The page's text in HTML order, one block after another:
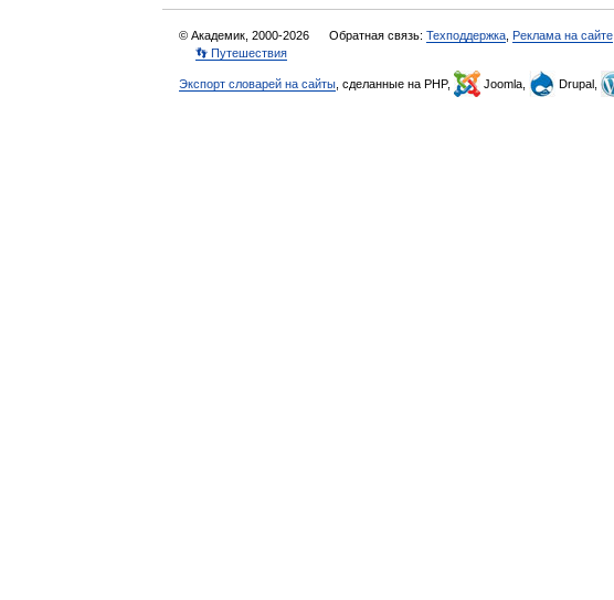
© Академик, 2000-2026 Обратная связь: Техподдержка Реклама на сайте
👣 Путешествия
Экспорт словарей на сайты , сделанные на PHP, Joomla, Drupal,